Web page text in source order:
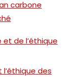
carbone
et de l’éthique
des